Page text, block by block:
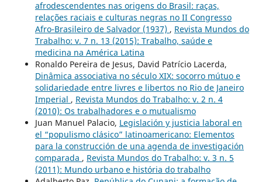
afrodescendentes nas origens do Brasil: raças,
relações raciais e culturas negras no II Congresso
Afro-Brasileiro de Salvador (1937) , Revista Mundos do
Trabalho: v. 7 n. 13 (2015): Trabalho, saúde e
medicina na América Latina
Ronaldo Pereira de Jesus, David Patrício Lacerda,
Dinâmica associativa no século XIX: socorro mútuo e
solidariedade entre livres e libertos no Rio de Janeiro
Imperial , Revista Mundos do Trabalho: v. 2 n. 4
(2010): Os trabalhadores e o mutualismo
Juan Manuel Palacio, Legislación y justicia laboral en
el “populismo clásico” latinoamericano: Elementos
para la construcción de una agenda de investigación
comparada , Revista Mundos do Trabalho: v. 3 n. 5
(2011): Mundo urbano e história do trabalho